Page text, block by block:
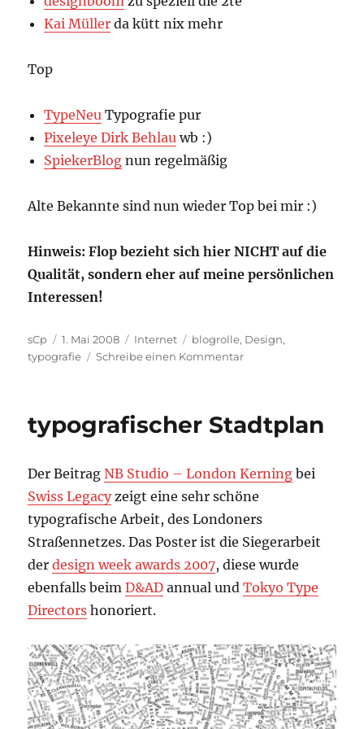
Kai Müller da kütt nix mehr
Top
TypeNeu Typografie pur
Pixeleye Dirk Behlau wb :)
SpiekerBlog nun regelmäßig
Alte Bekannte sind nun wieder Top bei mir :)
Hinweis: Flop bezieht sich hier NICHT auf die
Qualität, sondern eher auf meine persönlichen
Interessen!
Autor
sCp
Veröffentlicht
am
1. Mai 2008 Kategorien
Internet Schlagwörter
blogrolle, Design,
typografie
Schreibe einen Kommentarzu
top
typografischer Stadtplan
Der BeitragNB Studio – London Kerning bei
Swiss Legacyzeigt eine sehr schöne
typografische Arbeit, des Londoners
Straßennetzes. Das Poster ist die Siegerarbeit
derdesign week awards 2007, diese wurde
ebenfalls beimD&AD annual undTokyo Type
Directors honoriert.